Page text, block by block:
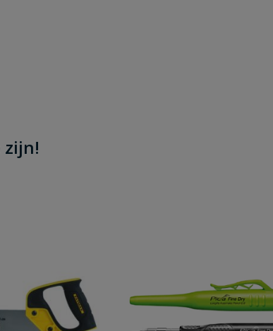
zijn!